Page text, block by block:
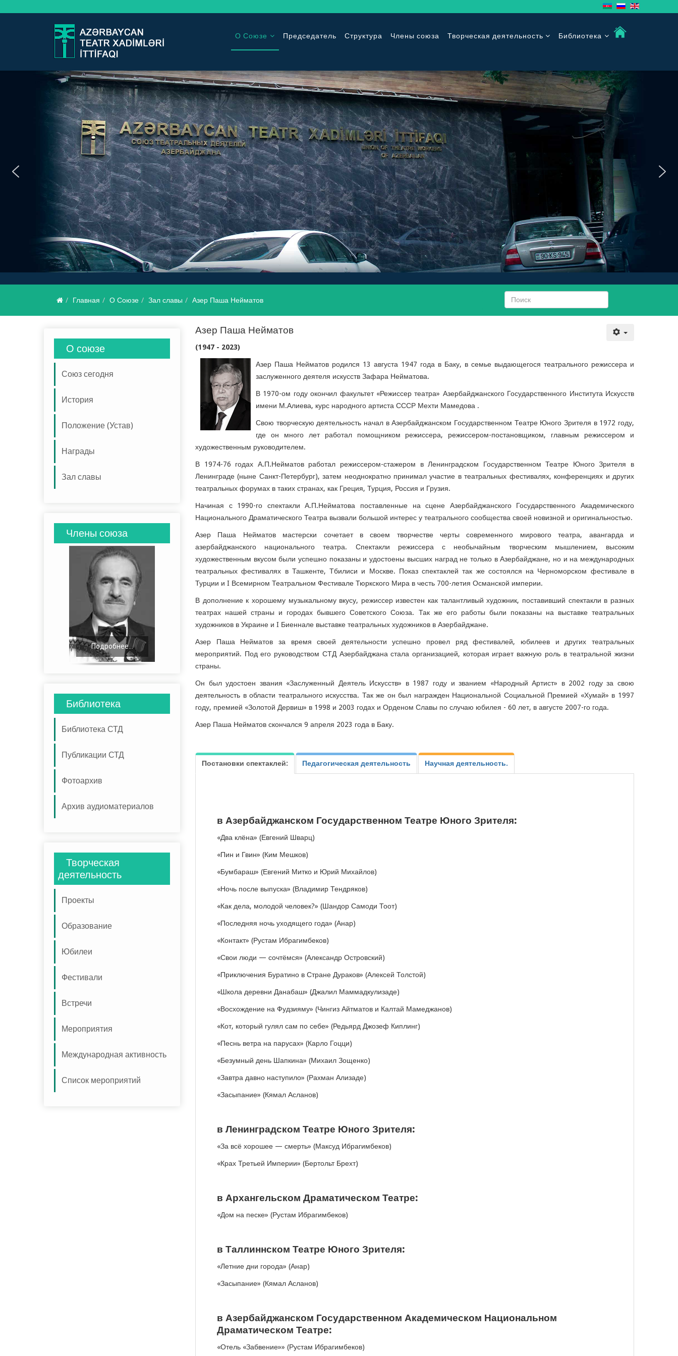
О Союзе Председатель Структура Члены союза Творческая деятельность Библиотека
Главная О Союзе Зал славы Азер Паша Нейматов
О союзе
Союз сегодня
История
Положение (Устав)
Награды
Зал славы
Члены союза
Подробнее...
Библиотека
Библиотека СТД
Публикации СТД
Фотоархив
Архив аудиоматериалов
Творческая
деятельность
Проекты
Образование
Юбилеи
Фестивали
Встречи
Мероприятия
Международная активность
Список мероприятий
Азер Паша Нейматов
(1947 - 2023)
Азер Паша Нейматов родился 13 августа 1947 года в Баку, в семье выдающегося театрального режиссера и
заслуженного деятеля искусств Зафара Нейматова.
В 1970-ом году окончил факультет «Режиссер театра» Азербайджанского Государственного Института Искусств
имени М.Алиева, курс народного артиста СССР Мехти Мамедова .
Свою творческую деятельность начал в Азербайджанском Государственном Театре Юного Зрителя в 1972 году,
где он много лет работал помощником режиссера, режиссером-постановщиком, главным режиссером и
художественным руководителем.
В 1974-76 годах А.П.Нейматов работал режиссером-стажером в Ленинградском Государственном Театре Юного Зрителя в
Ленинграде (ныне Санкт-Петербург), затем неоднократно принимал участие в театральных фестивалях, конференциях и других
театральных форумах в таких странах, как Греция, Турция, Россия и Грузия.
Начиная с 1990-го спектакли А.П.Нейматова поставленные на сцене Азербайджанского Государственного Академического
Национального Драматического Театра вызвали большой интерес у театрального сообщества своей новизной и оригинальностью.
Азер Паша Нейматов мастерски сочетает в своем творчестве черты современного мирового театра, авангарда и
азербайджанского национального театра. Спектакли режиссера с необычайным творческим мышлением, высоким
художественным вкусом были успешно показаны и удостоены высших наград не только в Азербайджане, но и на международных
театральных фестивалях в Ташкенте, Тбилиси и Москве. Показ спектаклей так же состоялся на Черноморском фестивале в
Турции и I Всемирном Театральном Фестивале Тюркского Мира в честь 700-летия Османской империи.
В дополнение к хорошему музыкальному вкусу, режиссер известен как талантливый художник, поставивший спектакли в разных
театрах нашей страны и городах бывшего Советского Союза. Так же его работы были показаны на выставке театральных
художников в Украине и I Биеннале выставке театральных художников в Азербайджане.
Азер Паша Нейматов за время своей деятельности успешно провел ряд фестивалей, юбилеев и других театральных
мероприятий. Под его руководством СТД Азербайджана стала организацией, которая играет важную роль в театральной жизни
страны.
Он был удостоен звания «Заслуженный Деятель Искусств» в 1987 году и званием «Народный Артист» в 2002 году за свою
деятельность в области театрального искусства. Так же он был награжден Национальной Социальной Премией «Хумай» в 1997
году, премией «Золотой Дервиш» в 1998 и 2003 годах и Орденом Славы по случаю юбилея - 60 лет, в августе 2007-го года.
Азер Паша Нейматов скончался 9 апреля 2023 года в Баку.
Постановки спектаклей: Педагогическая деятельность Научная деятельность.
в Азербайджанском Государственном Театре Юного Зрителя:
«Два клёна» (Евгений Шварц)
«Пин и Гвин» (Ким Мешков)
«Бумбараш» (Евгений Митко и Юрий Михайлов)
«Ночь после выпуска» (Владимир Тендряков)
«Как дела, молодой человек?» (Шандор Самоди Тоот)
«Последняя ночь уходящего года» (Анар)
«Контакт» (Рустам Ибрагимбеков)
«Свои люди — сочтёмся» (Александр Островский)
«Приключения Буратино в Стране Дураков» (Алексей Толстой)
«Школа деревни Данабаш» (Джалил Маммадкулизаде)
«Восхождение на Фудзияму» (Чингиз Айтматов и Калтай Мамеджанов)
«Кот, который гулял сам по себе» (Редьярд Джозеф Киплинг)
«Песнь ветра на парусах» (Карло Гоцци)
«Безумный день Шапкина» (Михаил Зощенко)
«Завтра давно наступило» (Рахман Ализаде)
«Засыпание» (Кямал Асланов)
в Ленинградском Театре Юного Зрителя:
«За всё хорошее — смерть» (Максуд Ибрагимбеков)
«Крах Третьей Империи» (Бертольт Брехт)
в Архангельском Драматическом Театре:
«Дом на песке» (Рустам Ибрагимбеков)
в Таллиннском Театре Юного Зрителя:
«Летние дни города» (Анар)
«Засыпание» (Кямал Асланов)
в Азербайджанском Государственном Академическом Национальном
Драматическом Театре:
«Отель «Забвение»» (Рустам Ибрагимбеков)